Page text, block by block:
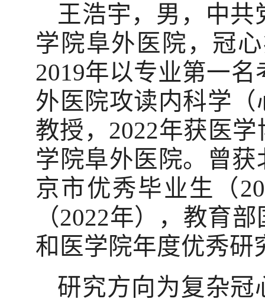
王浩宇，男，中
学院阜外医院，冠
2019年以专业第一名
外医院攻读内科学
教授， 2022年获医学
学院阜外医院。曾
京市优秀毕业生（
（2022年），教育
和医学院年度优秀研
研究方向为复杂冠